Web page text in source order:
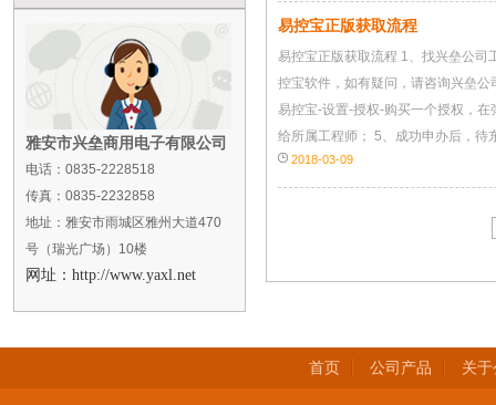
雅安市兴垒商用电子有限公司
电话：0835-2228518
传真：0835-2232858
地址：雅安市雨城区雅州大道470
号（瑞光广场）10楼
网址：http://www.yaxl.net
易控宝正版获取流程
易控宝正版获取流程 1、找兴垒公司
控宝软件，如有疑问，请咨询兴垒
易控宝-设置-授权-购买一个授权，
给所属工程师； 5、成功申办后，待
2018-03-09
首页 公司产品 关